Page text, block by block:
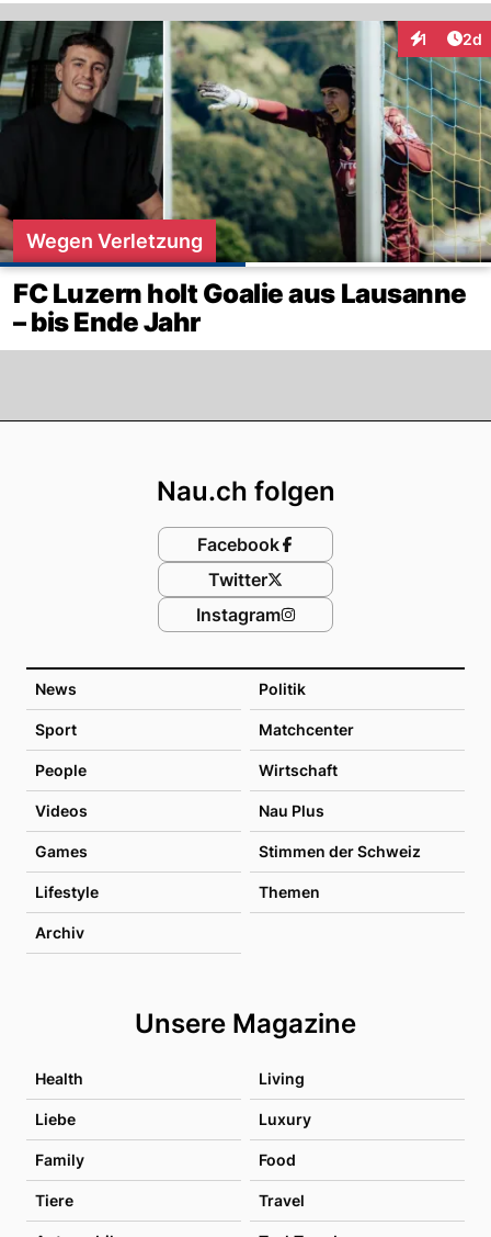
1 2d
Wegen Verletzung
FC Luzern holt Goalie aus Lausanne
– bis Ende Jahr
News Politik
Sport Matchcenter
People Wirtschaft
Videos Nau Plus
Games Stimmen der Schweiz
Lifestyle Themen
Archiv
Unsere Magazine
Health Living
Liebe Luxury
Family Food
Tiere Travel
Nau.ch folgen
Facebook
Twitter
Instagram